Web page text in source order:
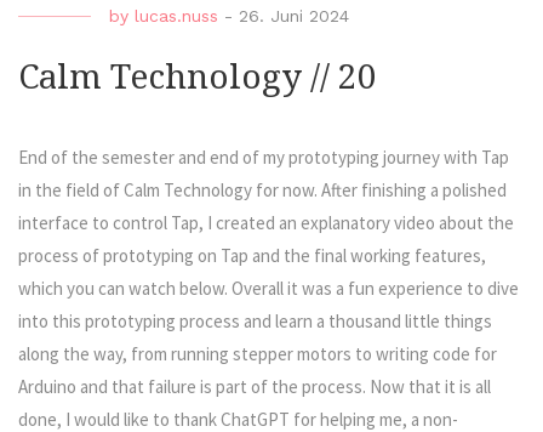
by lucas.nuss - 26. Juni 2024
Calm Technology // 20
End of the semester and end of my prototyping journey with Tap
in the field of Calm Technology for now. After finishing a polished
interface to control Tap, I created an explanatory video about the
process of prototyping on Tap and the final working features,
which you can watch below. Overall it was a fun experience to dive
into this prototyping process and learn a thousand little things
along the way, from running stepper motors to writing code for
Arduino and that failure is part of the process. Now that it is all
done, I would like to thank ChatGPT for helping me, a non-